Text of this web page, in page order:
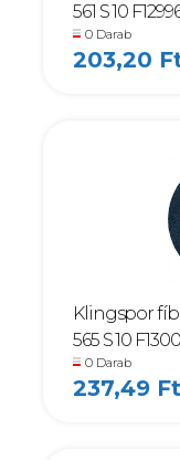
561 S 10
0 Darab
203,20
Klingspor
565 S 10
0 Darab
237,49 Ft